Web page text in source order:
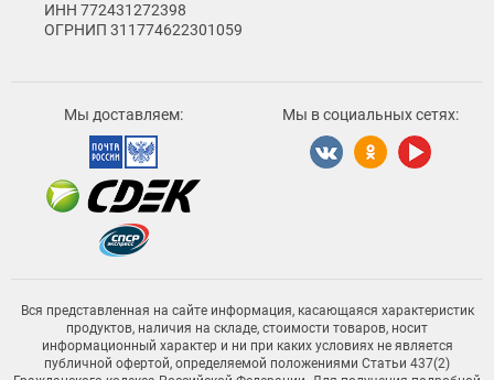
ИНН 772431272398
ОГРНИП 311774622301059
Мы доставляем: Мы в социальных сетях:
Вся представленная на сайте информация, касающаяся характеристик
продуктов, наличия на складе, стоимости товаров, носит
информационный характер и ни при каких условиях не является
публичной офертой, определяемой положениями Статьи 437(2)